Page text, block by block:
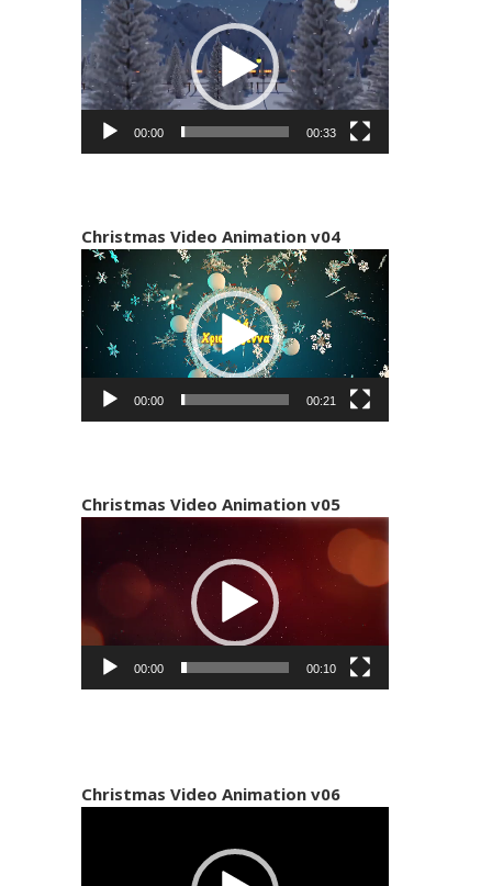
Αναπαραγωγής
Βίντεο
00:00 00:33
Christmas Video Animation v04
Πρόγραμμα
Αναπαραγωγής
Βίντεο
00:00 00:21
Christmas Video Animation v05
Πρόγραμμα
Αναπαραγωγής
Βίντεο
00:00 00:10
Christmas Video Animation v06